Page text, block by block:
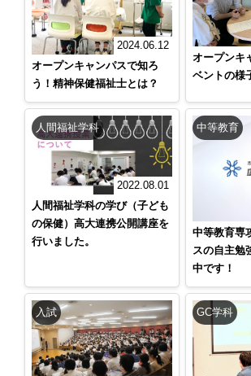
2024.06.12
オープンキャンパスで知ろ
う！精神保健福祉士とは？
オープンキ
ベントの様
人間福祉学科
2022.08.01
人間福祉学科の学び（子ども
の保健）高大連携公開講座を
行いました。
中等教育
中等教育専
スの自主勉
中です！
入試 GC学科